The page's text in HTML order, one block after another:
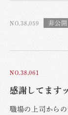
NO.38,059
NO.38,061
感謝してますッ
職場の上司から